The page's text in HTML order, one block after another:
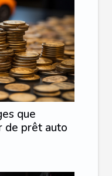
que
de prêt auto